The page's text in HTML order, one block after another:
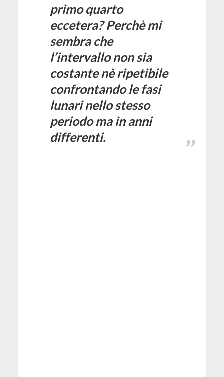
primo quarto
eccetera? Perchè mi
sembra che
l’intervallo non sia
costante nè ripetibile
confrontando le fasi
lunari nello stesso
periodo ma in anni
differenti.